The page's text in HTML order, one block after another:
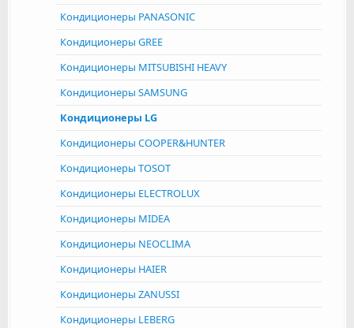
Кондиционеры PANASONIC
Кондиционеры GREE
Кондиционеры MITSUBISHI HEAVY
Кондиционеры SAMSUNG
Кондиционеры LG
Кондиционеры COOPER&HUNTER
Кондиционеры TOSOT
Кондиционеры ELECTROLUX
Кондиционеры MIDEA
Кондиционеры NEOCLIMA
Кондиционеры HAIER
Кондиционеры ZANUSSI
Кондиционеры LEBERG